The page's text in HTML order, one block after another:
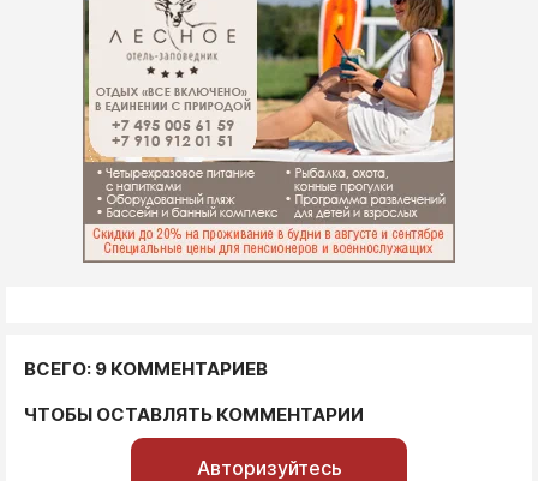
ВСЕГО: 9 КОММЕНТАРИЕВ
ЧТОБЫ ОСТАВЛЯТЬ КОММЕНТАРИИ
Авторизуйтесь